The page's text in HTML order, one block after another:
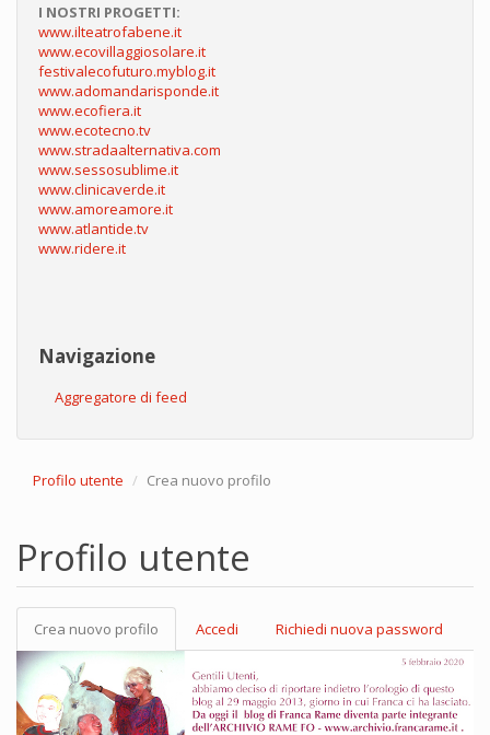
I NOSTRI PROGETTI:
www.ilteatrofabene.it
www.ecovillaggiosolare.it
festivalecofuturo.myblog.it
www.adomandarisponde.it
www.ecofiera.it
www.ecotecno.tv
www.stradaalternativa.com
www.sessosublime.it
www.clinicaverde.it
www.amoreamore.it
www.atlantide.tv
www.ridere.it
Navigazione
Aggregatore di feed
Profilo utente Crea nuovo profilo
Profilo utente
Schede primarie
Crea nuovo profilo (scheda
attiva)
Accedi Richiedi nuova password